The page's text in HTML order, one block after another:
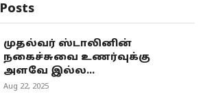
முதல்வர் ஸ்டாலினின்
நகைச்சுவை உணர்வுக்கு
அளவே இல்ல...
Aug 22, 2025